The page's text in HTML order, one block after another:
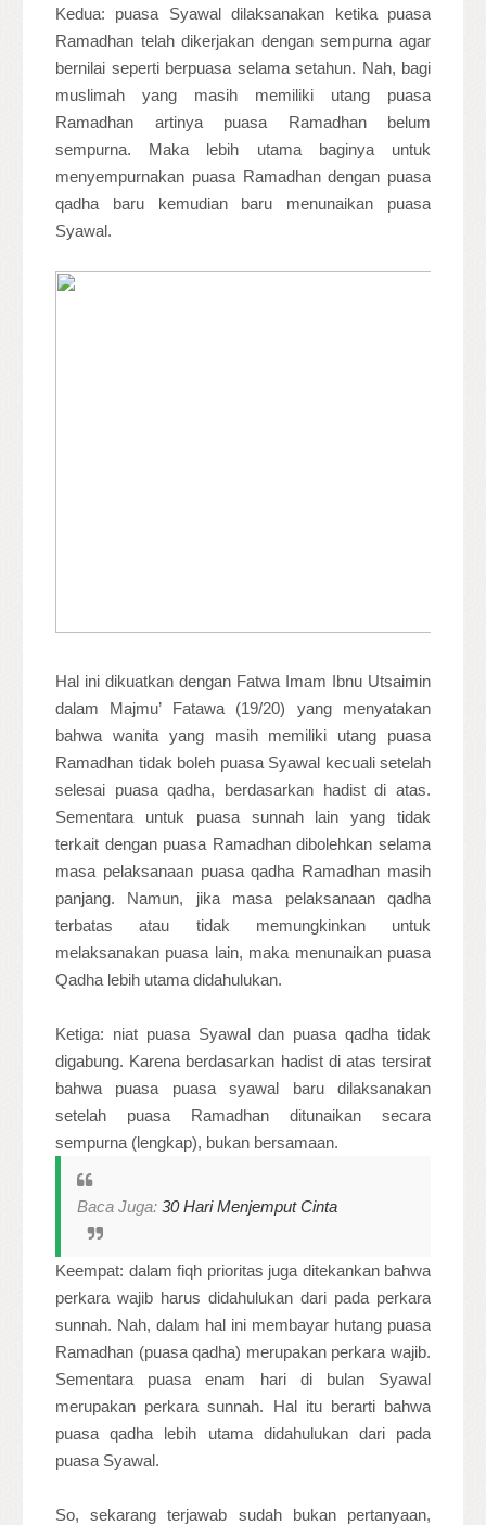
Kedua: puasa Syawal dilaksanakan ketika puasa
Ramadhan telah dikerjakan dengan sempurna agar
bernilai seperti berpuasa selama setahun. Nah, bagi
muslimah yang masih memiliki utang puasa
Ramadhan artinya puasa Ramadhan belum
sempurna. Maka lebih utama baginya untuk
menyempurnakan puasa Ramadhan dengan puasa
qadha baru kemudian baru menunaikan puasa
Syawal.
Hal ini dikuatkan dengan Fatwa Imam Ibnu Utsaimin
dalam Majmu’ Fatawa (19/20) yang menyatakan
bahwa wanita yang masih memiliki utang puasa
Ramadhan tidak boleh puasa Syawal kecuali setelah
selesai puasa qadha, berdasarkan hadist di atas.
Sementara untuk puasa sunnah lain yang tidak
terkait dengan puasa Ramadhan dibolehkan selama
masa pelaksanaan puasa qadha Ramadhan masih
panjang. Namun, jika masa pelaksanaan qadha
terbatas atau tidak memungkinkan untuk
melaksanakan puasa lain, maka menunaikan puasa
Qadha lebih utama didahulukan.
Ketiga: niat puasa Syawal dan puasa qadha tidak
digabung. Karena berdasarkan hadist di atas tersirat
bahwa puasa puasa syawal baru dilaksanakan
setelah puasa Ramadhan ditunaikan secara
sempurna (lengkap), bukan bersamaan.
Baca Juga: 30 Hari Menjemput Cinta
Keempat: dalam fiqh prioritas juga ditekankan bahwa
perkara wajib harus didahulukan dari pada perkara
sunnah. Nah, dalam hal ini membayar hutang puasa
Ramadhan (puasa qadha) merupakan perkara wajib.
Sementara puasa enam hari di bulan Syawal
merupakan perkara sunnah. Hal itu berarti bahwa
puasa qadha lebih utama didahulukan dari pada
puasa Syawal.
So, sekarang terjawab sudah bukan pertanyaan,